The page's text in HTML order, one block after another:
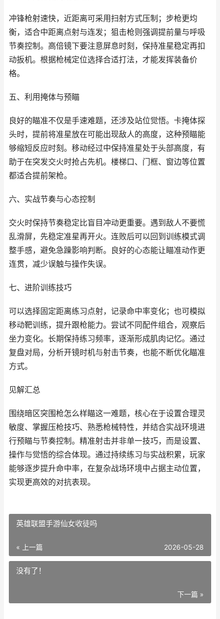
冲锋枪射速快，近距离可采用扫射方式压制；步枪更均
衡，适合中距离点射与连发；狙击枪则强调提前量与呼吸
节奏控制。高倍镜下要注意屏息时刻，保持准星稳定再扣
动扳机。根据枪械定位选择合适打法，才能发挥装备价
格。
五、利用掩体与预瞄
良好的瞄准不仅是手速难题，还涉及站位觉悟。卡掩体探
头时，提前将准星放在可能出现敌人的高度，这种预瞄能
够缩短反应时刻。移动经过中保持准星处于头部高度，有
助于在突发交火时抢占先机。楼梯口、门框、窗边等位置
都适合提前架枪。
六、实战节奏与心态控制
交火时保持节奏稳定比盲目冲动更重要。遇到敌人不要慌
乱滑屏，先稳定准星再开火。连败后可以回到训练模式调
整手感，避免急躁影响判断。良好的心态能让瞄准动作更
连贯，减少误触与操作失误。
七、进阶训练技巧
可以选择固定距离练习点射，记录命中率变化；也可模拟
移动靶训练，提升跟枪能力。尝试不同配件组合，观察后
坐力变化。长期保持练习频率，逐渐形成肌肉记忆。通过
复盘对局，分析开镜时机与射击节奏，也能不断优化瞄准
方式。
见解汇总
围绕暗区突围枪怎么样瞄这一难题，核心在于设置合理灵
敏度、掌握压枪技巧、熟悉枪械特性，并结合实战环境进
行预瞄与节奏控制。精准射击并非单一技巧，而是设置、
操作与觉悟的综合体现。通过持续练习与实战积累，玩家
能够逐步提升命中率，在复杂战场环境中占据主动位置，
实现更高效的对抗表现。
英雄联盟手游仙女收徒吗
« 上一篇 2026-05-28
没有了！
下一篇 »